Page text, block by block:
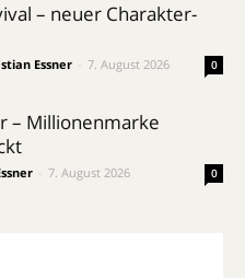
– neuer Charakter-
Essner 7. August 2026 0
– Millionenmarke
7. August 2026 0